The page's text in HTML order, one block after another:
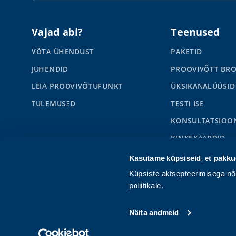
Kasutame küpsiseid, et
Küpsiste aktsepteerimisega
poliitikale.
Näita andmeid
Vajad abi?
VÕTA ÜHENDUST
JUHENDID
LEIA PROOVIVÕTUPUNKT
TULEMUSED
Teenused
PAKETID
PROOVIVÕTT
ÜKSIKANALÜÜSID
TESTI ISE
KINKEKAARDID
SYNLABI BUSS
LAPSED